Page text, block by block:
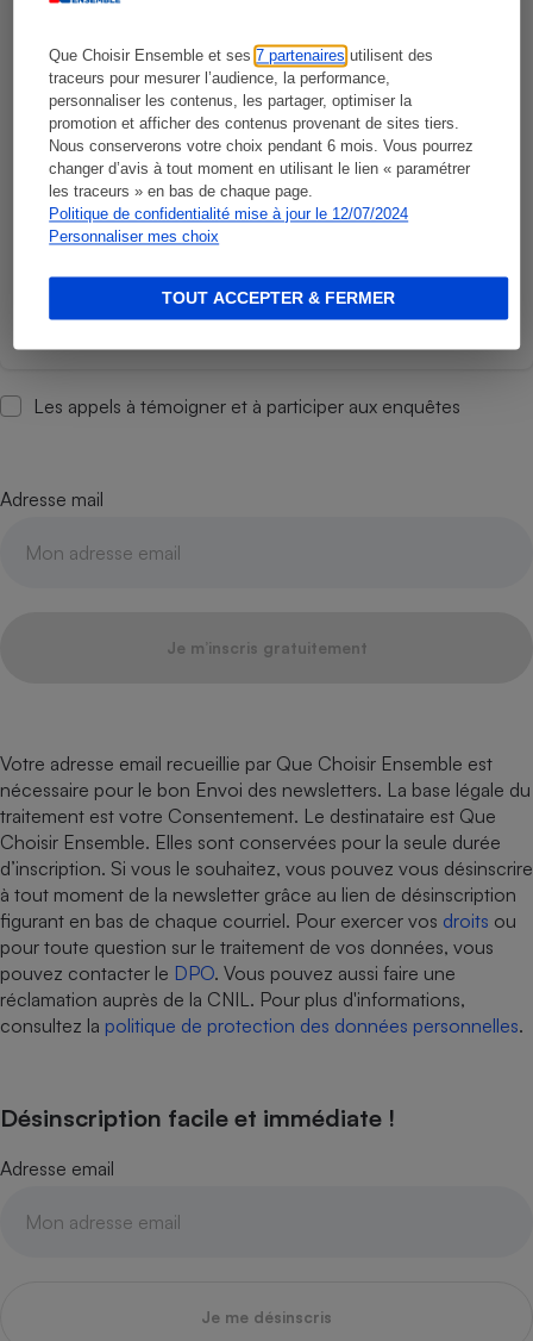
Que Choisir Ensemble et ses7 partenaires utilisent des
traceurs pour mesurer l’audience, la performance,
personnaliser les contenus, les partager, optimiser la
promotion et afficher des contenus provenant de sites tiers.
Nous conserverons votre choix pendant 6 mois. Vous pourrez
changer d’avis à tout moment en utilisant le lien « paramétrer
les traceurs » en bas de chaque page.
Politique de confidentialité mise à jour le 12/07/2024
Personnaliser mes choix
TOUT ACCEPTER & FERMER
Voir un exemple
Les appels à témoigner et à participer aux enquêtes
Adresse mail
Je m’inscris gratuitement
Votre adresse email recueillie par Que Choisir Ensemble est
nécessaire pour le bon Envoi des newsletters. La base légale du
traitement est votre Consentement. Le destinataire est Que
Choisir Ensemble. Elles sont conservées pour la seule durée
d’inscription. Si vous le souhaitez, vous pouvez vous désinscrire
à tout moment de la newsletter grâce au lien de désinscription
figurant en bas de chaque courriel. Pour exercer vos droits ou
pour toute question sur le traitement de vos données, vous
pouvez contacter le DPO. Vous pouvez aussi faire une
réclamation auprès de la CNIL. Pour plus d'informations,
consultez la politique de protection des données personnelles.
Désinscription facile et immédiate !
Adresse email
Je me désinscris